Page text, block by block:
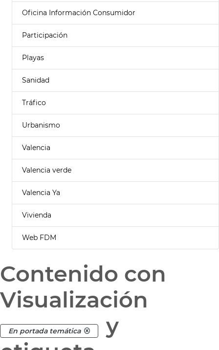
Oficina Información Consumidor
Participación
Playas
Sanidad
Tráfico
Urbanismo
Valencia
Valencia verde
Valencia Ya
Vivienda
Web FDM
Contenido con
Visualización
En portada temática
y